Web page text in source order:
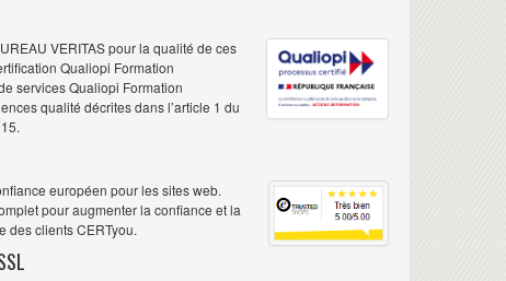
VERITAS pour la qualité de ces
Qualiopi Formation
services Qualiopi Formation
qualité décrites dans l’article 1 du
européen pour les sites web.
pour augmenter la confiance et la
des clients CERTyou.